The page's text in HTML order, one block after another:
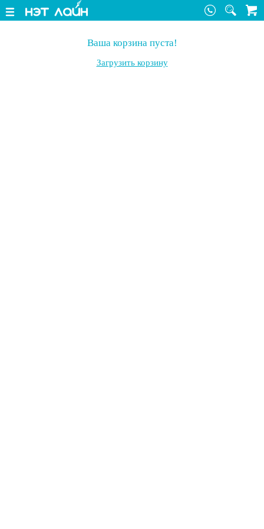
Ваша корзина пуста!
Загрузить корзину